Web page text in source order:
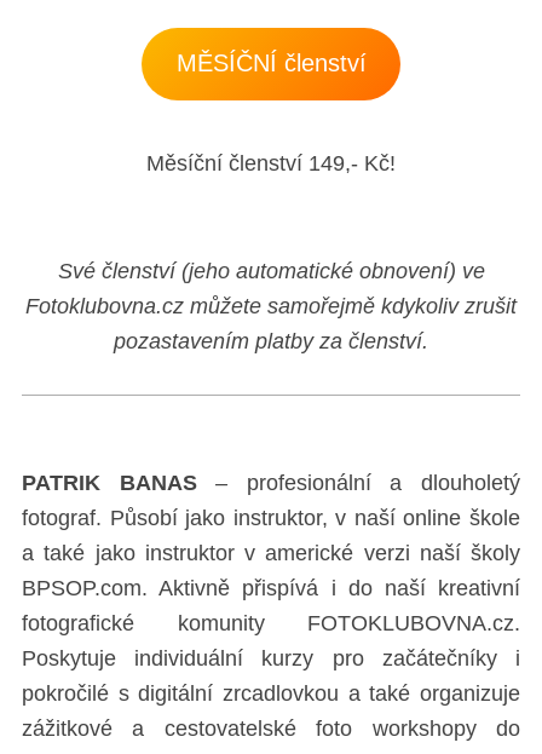
MĚSÍČNÍ členství
Měsíční členství 149,- Kč!
Své členství (jeho automatické obnovení) ve
Fotoklubovna.cz můžete samořejmě kdykoliv zrušit
pozastavením platby za členství.
PATRIK BANAS– profesionální a dlouholetý
fotograf. Působí jako instruktor, v naší online škole
a také jako instruktor v americké verzi naší školy
BPSOP.com. Aktivně přispívá i do naší kreativní
fotografické komunity FOTOKLUBOVNA.cz.
Poskytuje individuální kurzy pro začátečníky i
pokročilé s digitální zrcadlovkou a také organizuje
zážitkové a cestovatelské foto workshopy do